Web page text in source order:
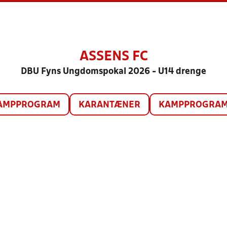
ASSENS FC
DBU Fyns Ungdomspokal 2026 - U14 drenge
KARANTÆNER